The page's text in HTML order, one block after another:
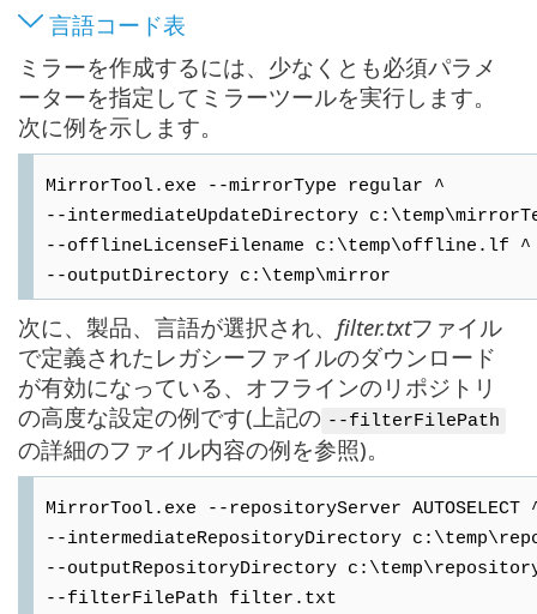
言語コード表
ミラーを作成するには、少なくとも必須パラメ
ーターを指定してミラーツールを実行します。
次に例を示します。
MirrorTool.exe --mirrorType regular ^
--intermediateUpdateDirectory
--offlineLicenseFilename c:\temp\offline.lf ^
--outputDirectory c:\temp\mirror
次に、製品、言語が選択され、 filter.txtファイル
で定義されたレガシーファイルのダウンロード
が有効になっている、オフラインのリポジトリ
の高度な設定の例です(上記の --filterFilePath
の詳細のファイル内容の例を参照)。
MirrorTool.exe --repositoryServer AUTOSELECT
--intermediateRepositoryDirectory
--outputRepositoryDirectory
--filterFilePath filter.txt